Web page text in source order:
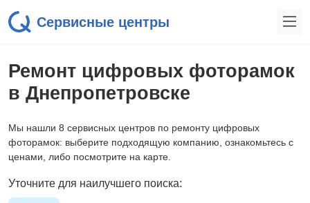
Сервисные центры
Ремонт цифровых фоторамок
в Днепропетровске
Мы нашли 8 сервисных центров по ремонту цифровых
фоторамок: выберите подходящую компанию, ознакомьтесь с
ценами, либо посмотрите на карте.
Уточните для наилучшего поиска: